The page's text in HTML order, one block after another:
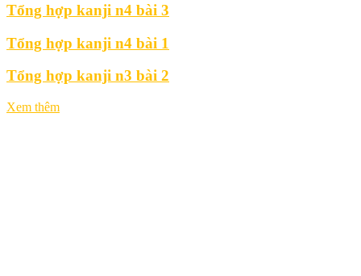
Tổng hợp kanji n4 bài 3
Tổng hợp kanji n4 bài 1
Tổng hợp kanji n3 bài 2
Xem thêm